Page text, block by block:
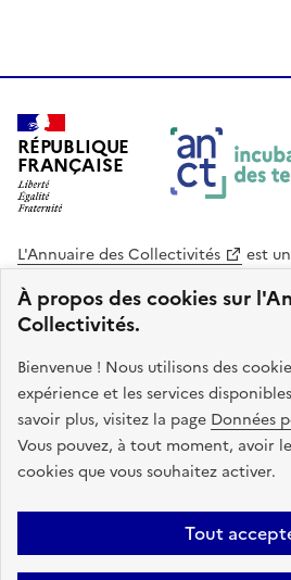
À propos des cookies sur
Collectivités.
Bienvenue ! Nous utilisons des
expérience et les services
savoir plus, visitez la page Données
Vous pouvez, à tout moment, avoir
cookies que vous souhaitez activer.
Tout
RÉPUBLIQUE
FRANÇAISE
L'Annuaire des Collectivités est
des Territoires
Cohésion des Territoires
. Le code
est disponible en licence libre. Le
avec le système de design de l’État.
legifrance.gouv.fr
info.gouv.fr
service-public.gouv.fr
Plan du site Accessibilite : non conforme
Politique de confidentialité
Gestion